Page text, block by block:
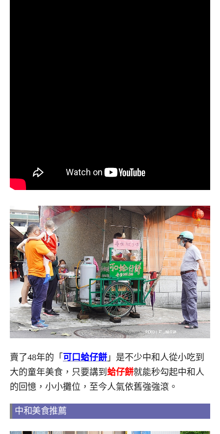
賣了48年的「 可口蛤仔餅 」是不少中和人從小吃到
大的童年美食，只要講到 蛤仔餅就能秒勾起中和人
的回憶，小小攤位，至今人氣依舊強強滾。
中和美食推薦